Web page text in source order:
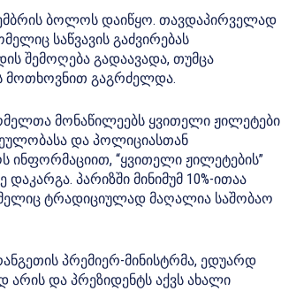
ბოლოს დაიწყო. თავდაპირველად
საწვავის გაძვირებას
შემოღება გადაავადა, თუმცა
მოთხოვნით გაგრძელდა.
მონაწილეებს ყვითელი ჟილეტები
და პოლიციასთან
ინფორმაციით, “ყვითელი ჟილეტების”
დაკარგა. პარიზში მინიმუმ 10%-ითაა
ტრადიციულად მაღალია საშობაო
პრემიერ-მინისტრმა, ედუარდ
და პრეზიდენტს აქვს ახალი